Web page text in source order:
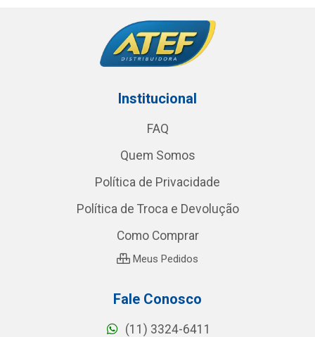
Institucional
FAQ
Quem Somos
Política de Privacidade
Política de Troca e Devolução
Como Comprar
Meus Pedidos
Fale Conosco
(11) 3324-6411